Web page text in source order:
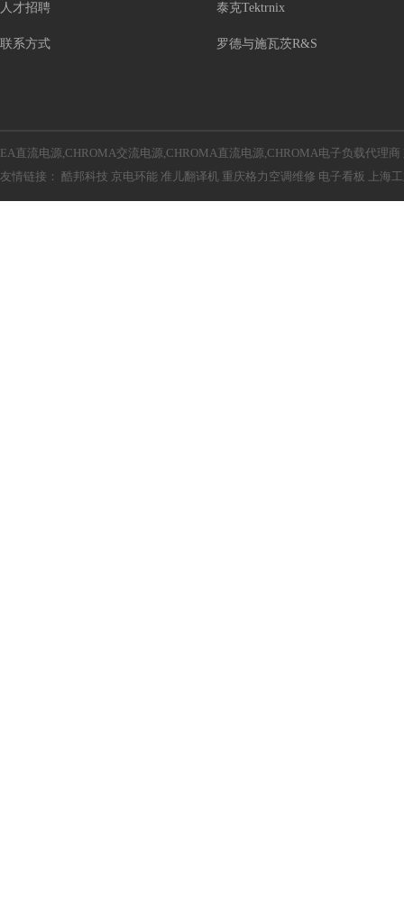
人才招聘
联系方式
泰克Tektrnix
罗德与施瓦茨R&S
EA直流电源,CHROMA交流电源,CHROMA直流电源,CHROMA电子负载代理商
友情链接： 酷邦科技 京电环能 准儿翻译机 重庆格力空调维修 电子看板 上海